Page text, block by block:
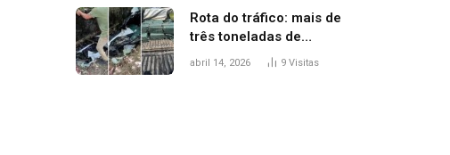
Rota do tráfico: mais de
três toneladas de
drogas são
abril 14, 2026 9 Visitas